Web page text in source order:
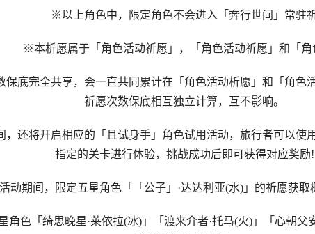
※以上角色中，限定角色不会进入「奔行世间」常驻祈
※本析愿属于「角色活动祈愿」，「角色活动祈愿」和「角
底完全共享，会一直共同累计在「角色活动析愿」和「角色
祈愿次数保底相互独立计算，互不影响。
将开启相应的「且试身手」角色试用活动，旅行者可以使
指定的关卡进行体验，挑战成功后即可获得对应奖励!
期间，限定五星角色「「公子」·达达利亚(水)」的祈愿获取
色「绮思晚星·莱依拉(冰)」「渡来介者·托马(火)」「心朝父